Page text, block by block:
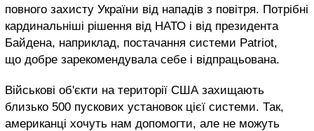
повного захисту України від нападів з повітря. Потрібні
кардинальніші рішення від НАТО і від президента
Байдена, наприклад, постачання системи Patriot,
що добре зарекомендувала себе і відпрацьована.
Військові об'єкти на території США захищають
близько 500 пускових установок цієї системи. Так,
американці хочуть нам допомогти, але не можуть